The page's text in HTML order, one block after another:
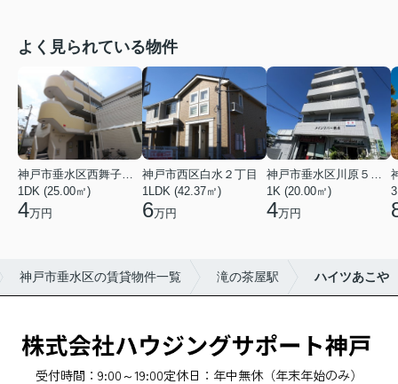
よく見られている物件
神戸市垂水区西舞子２丁目
1DK (25.00㎡)
4万円
神戸市西区白水２丁目
1LDK (42.37㎡)
6万円
神戸市垂水区川原５丁目
1K (20.00㎡)
4万円
神戸市垂水区の賃貸物件一覧 滝の茶屋駅 ハイツあこや
受付時間：9:00～19:00定休日：年中無休（年末年始のみ）